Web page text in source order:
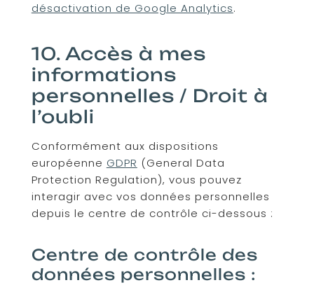
désactivation de Google Analytics.
10. Accès à mes
informations
personnelles / Droit à
l’oubli
Conformément aux dispositions
européenne GDPR (General Data
Protection Regulation), vous pouvez
interagir avec vos données personnelles
depuis le centre de contrôle ci-dessous :
Centre de contrôle des
données personnelles :